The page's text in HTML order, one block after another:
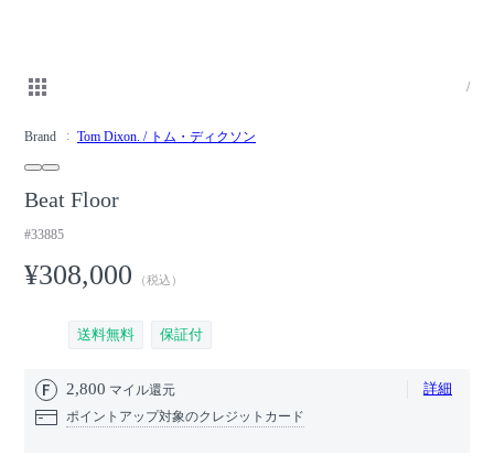
/
Brand Tom Dixon. / トム・ディクソン
Beat Floor
#33885
¥308,000 （税込）
送料無料 保証付
2,800 マイル還元 詳細
ポイントアップ対象のクレジットカード